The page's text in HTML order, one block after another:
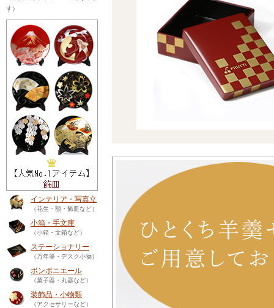
す）
インテリア・写真立
（花生・額・飾皿など）
小箱・手文庫
（小箱・文箱など）
ステーショナリー
（万年筆・デスク小物）
ボンボニエール
（菓子器・丸器など）
装飾品・小物類
（アクセサリーなど）